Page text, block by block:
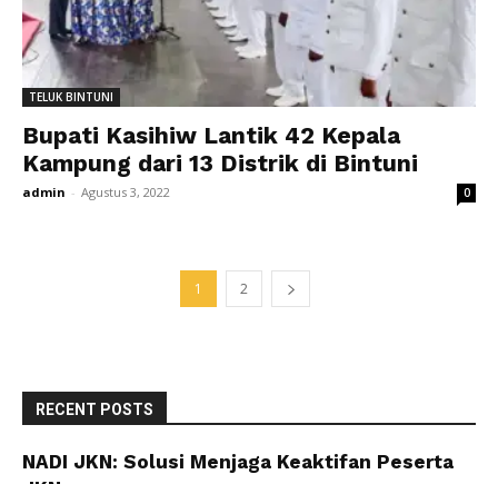
TELUK BINTUNI
Bupati Kasihiw Lantik 42 Kepala
Kampung dari 13 Distrik di Bintuni
admin - Agustus 3, 2022 0
1 2
RECENT POSTS
NADI JKN: Solusi Menjaga Keaktifan Peserta